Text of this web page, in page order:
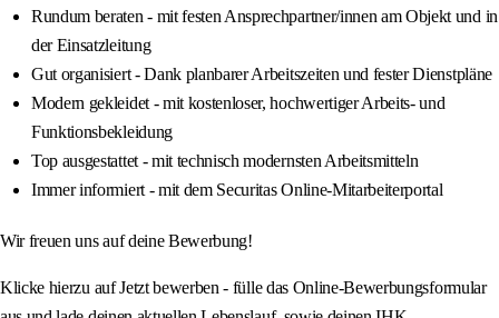
Rundum beraten - mit festen Ansprechpartner/innen am Objekt und in
der Einsatzleitung
Gut organisiert - Dank planbarer Arbeitszeiten und fester Dienstpläne
Modern gekleidet - mit kostenloser, hochwertiger Arbeits- und
Funktionsbekleidung
Top ausgestattet - mit technisch modernsten Arbeitsmitteln
Immer informiert - mit dem Securitas Online-Mitarbeiterportal
Wir freuen uns auf deine Bewerbung!
Klicke hierzu auf Jetzt bewerben - fülle das Online-Bewerbungsformular